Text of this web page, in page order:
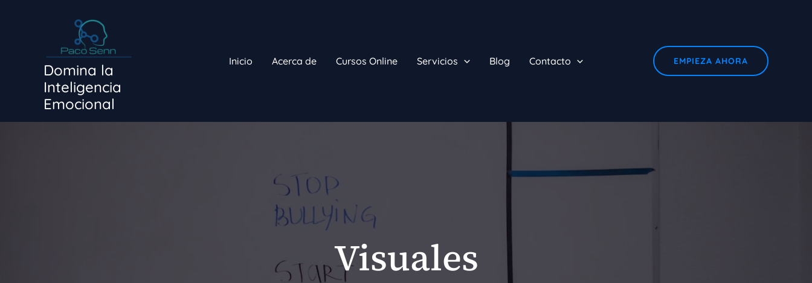
Domina la
Inteligencia
Emocional
Inicio Acerca de Cursos Online Servicios Blog Contacto EMPIEZA AHORA
Visuales